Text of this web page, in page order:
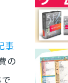
事
の